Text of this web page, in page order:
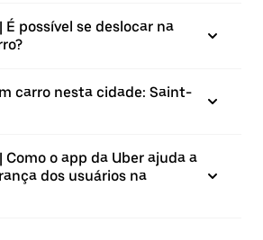
possível se deslocar na
carro nesta cidade: Saint-
o app da Uber ajuda a
dos usuários na